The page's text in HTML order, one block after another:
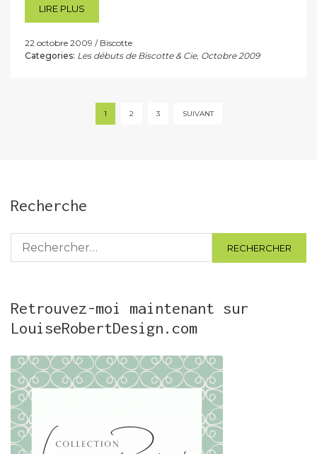
LIRE PLUS
22 octobre 2009
Biscotte
Categories: Les débuts de Biscotte & Cie, Octobre 2009
1 2 3 SUIVANT
Recherche
Rechercher :
Retrouvez-moi maintenant sur
LouiseRobertDesign.com